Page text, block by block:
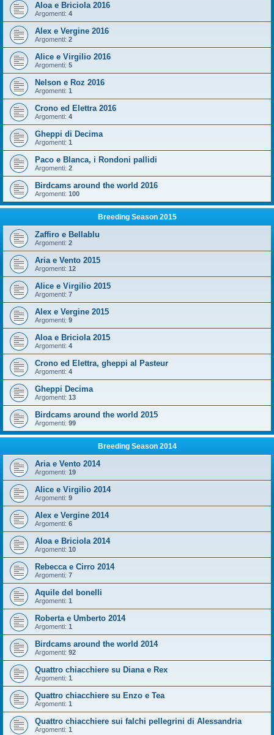
Aloa e Briciola 2016
Argomenti: 4
Alex e Vergine 2016
Argomenti: 2
Alice e Virgilio 2016
Argomenti: 5
Nelson e Roz 2016
Argomenti: 1
Crono ed Elettra 2016
Argomenti: 4
Gheppi di Decima
Argomenti: 1
Paco e Blanca, i Rondoni pallidi
Argomenti: 2
Birdcams around the world 2016
Argomenti: 100
Breeding Season 2015
Zaffiro e Bellablu
Argomenti: 2
Aria e Vento 2015
Argomenti: 12
Alice e Virgilio 2015
Argomenti: 7
Alex e Vergine 2015
Argomenti: 9
Aloa e Briciola 2015
Argomenti: 4
Crono ed Elettra, gheppi al Pasteur
Argomenti: 4
Gheppi Decima
Argomenti: 13
Birdcams around the world 2015
Argomenti: 99
Breeding Season 2014
Aria e Vento 2014
Argomenti: 19
Alice e Virgilio 2014
Argomenti: 9
Alex e Vergine 2014
Argomenti: 6
Aloa e Briciola 2014
Argomenti: 10
Rebecca e Cirro 2014
Argomenti: 7
Aquile del bonelli
Argomenti: 1
Roberta e Umberto 2014
Argomenti: 1
Birdcams around the world 2014
Argomenti: 92
Quattro chiacchiere su Diana e Rex
Argomenti: 1
Quattro chiacchiere su Enzo e Tea
Argomenti: 1
Quattro chiacchiere sui falchi pellegrini di Alessandria
Argomenti: 1